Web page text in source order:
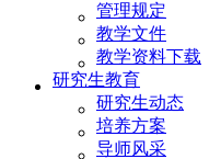
管理规定
教学文件
教学资料下载
研究生教育
研究生动态
培养方案
导师风采